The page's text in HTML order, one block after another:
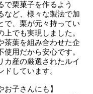
で栗菓子を作るよう
など、様々な製法で加
で、栗が元々持ってい
でも実現しました。
茶葉を組み合わせた企
用だから安心です。
カ産の厳選されたルイ
しています。
お子さんにも】